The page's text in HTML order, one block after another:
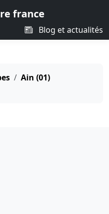
france
Blog et actualités
Ain (01)